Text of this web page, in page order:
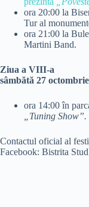
ora 20:00 la
Tur al
ora 21:00 la
Martini Band.
Ziua a VIII-a
sâmbătă 27
ora 14:00 în
„Tuning Show”.
Contactul oficial al
Facebook: Bistrita